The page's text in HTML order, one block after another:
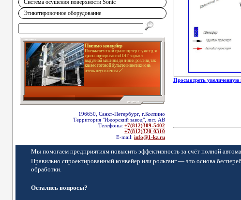
Система осушения поверхности Sonic
Этикетировочное оборудование
Пневмо конвейер
Пневматический транспортер служит для
транспортирования ПЭТ-тары от
выдувной машины до линии розлива, так
как вес готовой бутылки невелик и она
очень неустойчива
196650, Санкт-Петербург, г.Колпино
Территория "Ижорский завод", лит. АВ
Телефоны: +7(812)309-5402
+7(812)320-0310
E-mail: info@1-kz.ru
Просмотреть увеличенную
Мы помогаем предприятиям повысить эффективность за счёт полной
Правильно спроектированный конвейер или рольганг — это основа
обработки.
Остались вопросы?